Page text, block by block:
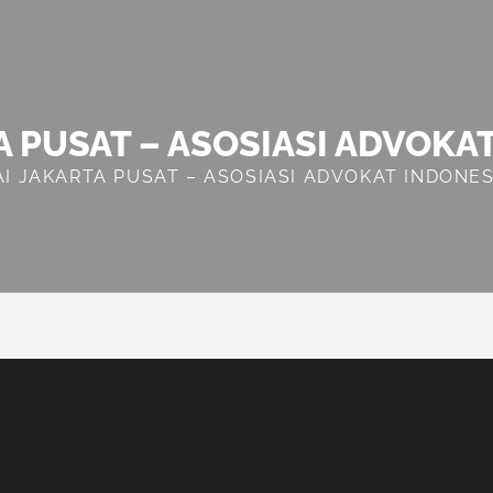
PUSAT – ASOSIASI
JAKARTA PUSAT – ASOSIASI ADVOKAT